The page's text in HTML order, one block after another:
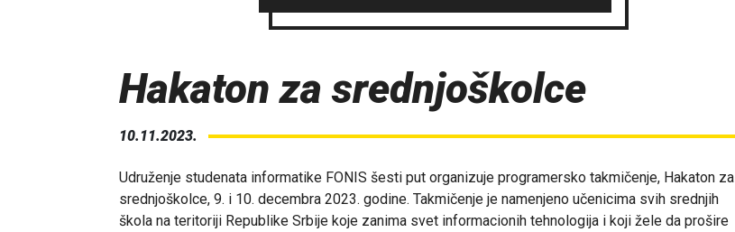
Hakaton za srednjoškolce
10.11.2023.
Udruženje studenata informatike FONIS šesti put organizuje programersko takmičenje, Hakaton za
srednjoškolce, 9. i 10. decembra 2023. godine. Takmičenje je namenjeno učenicima svih srednjih
škola na teritoriji Republike Srbije koje zanima svet informacionih tehnologija i koji žele da prošire